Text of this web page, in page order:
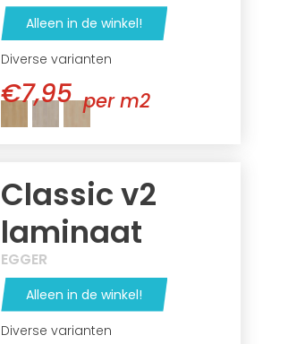
Alleen in de winkel!
Diverse varianten
€7,95 per m2
Classic v2
laminaat
EGGER
Alleen in de winkel!
Diverse varianten